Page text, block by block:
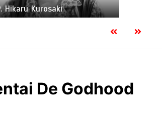
De Godhood